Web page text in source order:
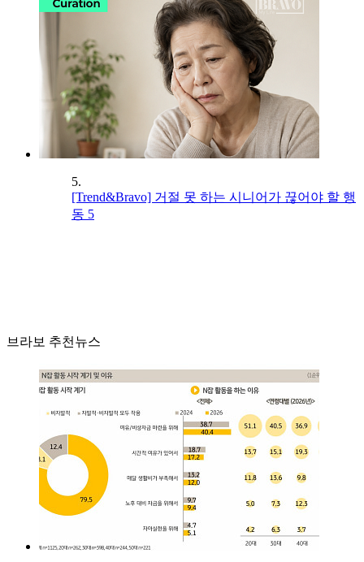
5.
[Trend&Bravo] 거절 못 하는 시니어가 끊어야 할 행
동 5
브라보 추천뉴스